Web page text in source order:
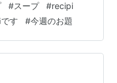
火が通ると、くった
です。スープごと、
ひとかけ、淡口醤油
、まる、さんかく
しました。あまおう
#スープ #recipi
す #今週のお題